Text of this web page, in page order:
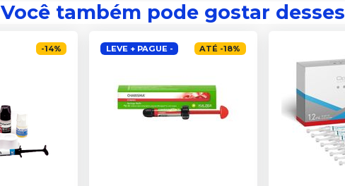
Você também pode gostar desses
-14% LEVE + PAGUE - ATÉ -18%